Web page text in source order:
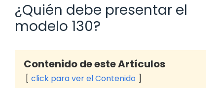
¿Quién debe presentar el
modelo 130?
Contenido de este Artículos
click para ver el Contenido